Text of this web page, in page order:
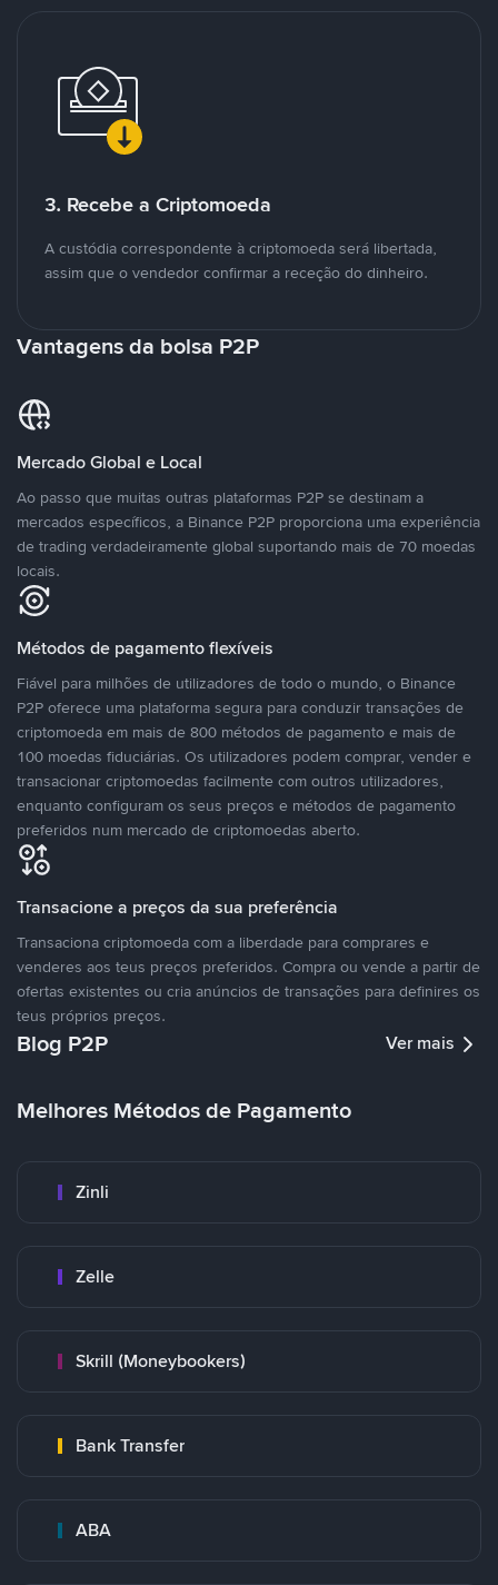
3. Recebe a Criptomoeda
A custódia correspondente à criptomoeda será libertada,
assim que o vendedor confirmar a receção do dinheiro.
Vantagens da bolsa P2P
Mercado Global e Local
Ao passo que muitas outras plataformas P2P se destinam a
mercados específicos, a Binance P2P proporciona uma experiência
de trading verdadeiramente global suportando mais de 70 moedas
locais.
Métodos de pagamento flexíveis
Fiável para milhões de utilizadores de todo o mundo, o Binance
P2P oferece uma plataforma segura para conduzir transações de
criptomoeda em mais de 800 métodos de pagamento e mais de
100 moedas fiduciárias. Os utilizadores podem comprar, vender e
transacionar criptomoedas facilmente com outros utilizadores,
enquanto configuram os seus preços e métodos de pagamento
preferidos num mercado de criptomoedas aberto.
Transacione a preços da sua preferência
Transaciona criptomoeda com a liberdade para comprares e
venderes aos teus preços preferidos. Compra ou vende a partir de
ofertas existentes ou cria anúncios de transações para definires os
teus próprios preços.
Blog P2P Ver mais
Melhores Métodos de Pagamento
Zinli
Zelle
Skrill (Moneybookers)
Bank Transfer
ABA